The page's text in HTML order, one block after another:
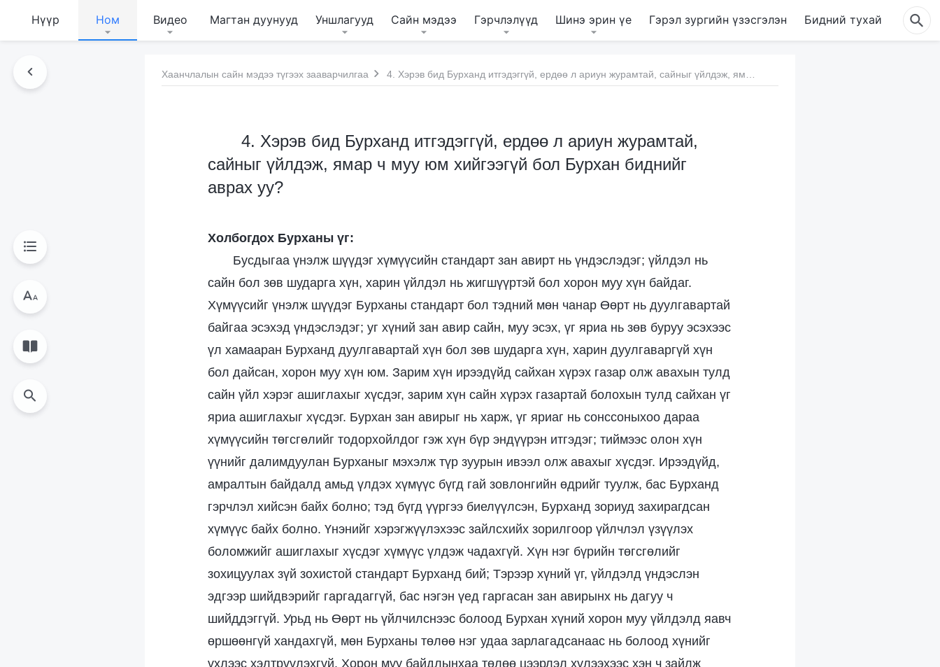
Нүүр Ном Видео Магтан дуунууд Уншлагууд Сайн мэдээ Гэрчлэлүүд Шинэ эрин үе Гэрэл зургийн үзэсгэлэн Бидний тухай
Хаанчлалын сайн мэдээ түгээх зааварчилгаа
4. Хэрэв бид Бурханд итгэдэггүй, ердөө л ариун журамтай,
сайныг үйлдэж, ямар ч муу юм хийгээгүй бол Бурхан биднийг
аврах уу?
Холбогдох Бурханы үг:
Бусдыгаа үнэлж шүүдэг хүмүүсийн стандарт зан авирт нь үндэслэдэг; үйлдэл нь
сайн бол зөв шударга хүн, харин үйлдэл нь жигшүүртэй бол хорон муу хүн байдаг.
Хүмүүсийг үнэлж шүүдэг Бурханы стандарт бол тэдний мөн чанар Өөрт нь дуулгавартай
байгаа эсэхэд үндэслэдэг; уг хүний зан авир сайн, муу эсэх, үг яриа нь зөв буруу эсэхээс
үл хамааран Бурханд дуулгавартай хүн бол зөв шударга хүн, харин дуулгаваргүй хүн
бол дайсан, хорон муу хүн юм. Зарим хүн ирээдүйд сайхан хүрэх газар олж авахын тулд
сайн үйл хэрэг ашиглахыг хүсдэг, зарим хүн сайн хүрэх газартай болохын тулд сайхан үг
яриа ашиглахыг хүсдэг. Бурхан зан авирыг нь харж, үг яриаг нь сонссоныхоо дараа
хүмүүсийн төгсгөлийг тодорхойлдог гэж хүн бүр эндүүрэн итгэдэг; тиймээс олон хүн
үүнийг далимдуулан Бурханыг мэхэлж түр зуурын ивээл олж авахыг хүсдэг. Ирээдүйд,
амралтын байдалд амьд үлдэх хүмүүс бүгд гай зовлонгийн өдрийг туулж, бас Бурханд
гэрчлэл хийсэн байх болно; тэд бүгд үүргээ биелүүлсэн, Бурханд зориуд захирагдсан
хүмүүс байх болно. Үнэнийг хэрэгжүүлэхээс зайлсхийх зорилгоор үйлчлэл үзүүлэх
боломжийг ашиглахыг хүсдэг хүмүүс үлдэж чадахгүй. Хүн нэг бүрийн төгсгөлийг
зохицуулах зүй зохистой стандарт Бурханд бий; Тэрээр хүний үг, үйлдэлд үндэслэн
эдгээр шийдвэрийг гаргадаггүй, бас нэгэн үед гаргасан зан авирынх нь дагуу ч
шийддэггүй. Урьд нь Өөрт нь үйлчилснээс болоод Бурхан хүний хорон муу үйлдэлд яавч
өршөөнгүй хандахгүй, мөн Бурханы төлөө нэг удаа зарлагадсанаас нь болоод хүнийг
үхлээс хэлтрүүлэхгүй. Хорон муу байдлынхаа төлөө цээрлэл хүлээхээс хэн ч зайлж